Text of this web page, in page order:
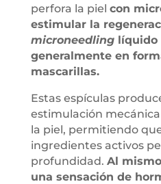
perfora la piel con
estimular la
microneedling líquido
generalmente en
mascarillas.
Estas espículas
estimulación
la piel, permitiendo
ingredientes activos
profundidad. Al
una sensación de